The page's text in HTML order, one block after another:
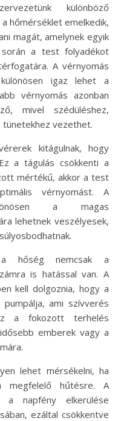
különböző
hőmérséklet emelkedik,
magát, amelynek egyik
a test folyadékot
A vérnyomás
igaz lehet a
vérnyomás azonban
mivel szédüléshez,
tünetekhez vezethet.
kitágulnak, hogy
a tágulás csökkenti a
mértékű, akkor a test
vérnyomást. A
a magas
lehetnek veszélyesek,
hőség nemcsak a
is hatással van. A
kell dolgoznia, hogy a
ami szívverés
a fokozott terhelés
emberek vagy a
lehet mérsékelni, ha
megfelelő hűtésre. A
a napfény elkerülése
ezáltal csökkentve